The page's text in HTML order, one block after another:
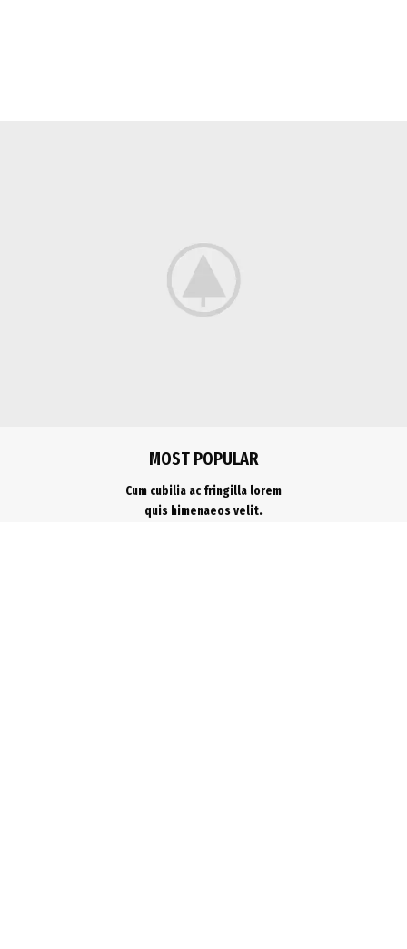
MOST POPULAR
Cum cubilia ac fringilla lorem
quis himenaeos velit.